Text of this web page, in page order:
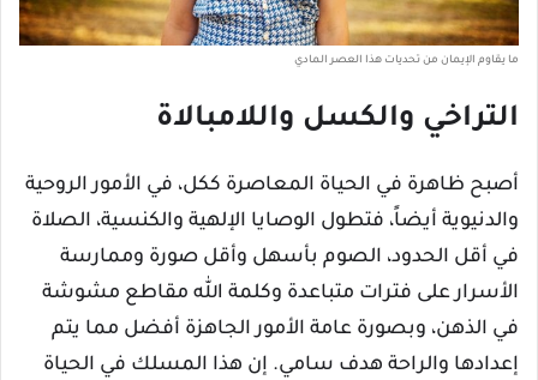
ما يقاوم الإيمان من تحديات هذا العصر المادي
التراخي والكسل واللامبالاة
أصبح ظاهرة في الحياة المعاصرة ككل، في الأمور الروحية
والدنيوية أيضاً، فتطول الوصايا الإلهية والكنسية، الصلاة
في أقل الحدود، الصوم بأسهل وأقل صورة وممارسة
الأسرار على فترات متباعدة وكلمة الله مقاطع مشوشة
في الذهن، وبصورة عامة الأمور الجاهزة أفضل مما يتم
إعدادها والراحة هدف سامي. إن هذا المسلك في الحياة